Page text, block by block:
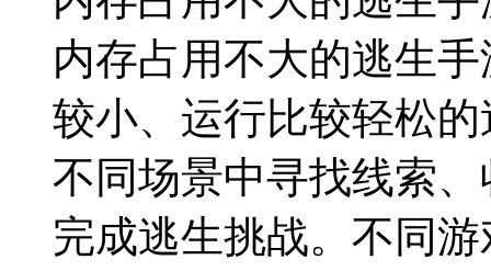
内存占用不大的逃生
较小、运行比较轻松
不同场景中寻找线索
完成逃生挑战。不同